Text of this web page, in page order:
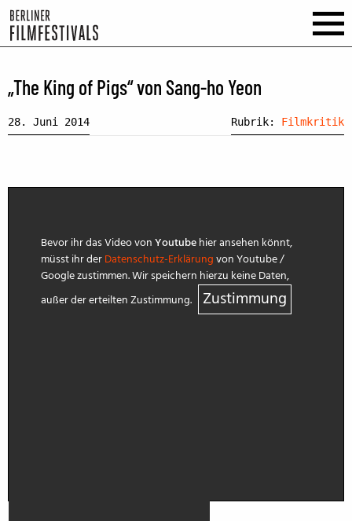
„The King of Pigs“ von Sang-ho Yeon
28. Juni 2014 Rubrik: Filmkritik
Bevor ihr das Video vonYoutubehier ansehen könnt,
müsst ihr derDatenschutz-Erklärungvon Youtube /
Google zustimmen. Wir speichern hierzu keine Daten,
außer der erteilten Zustimmung.
Zustimmung